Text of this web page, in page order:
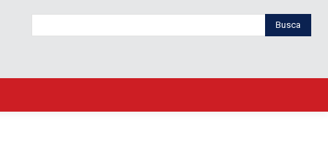
Busca